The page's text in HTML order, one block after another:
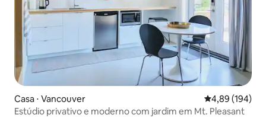
Casa ⋅ Vancouver 4,89 de uma
4,89 (194)
Estúdio privativo e moderno com jardim em Mt. Pleasant